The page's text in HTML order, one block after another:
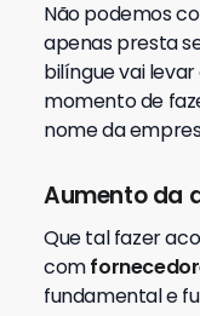
Não podemos
apenas presta
bilíngue vai
momento de
nome da
Aumento da
Que tal fazer
com
fundamental e